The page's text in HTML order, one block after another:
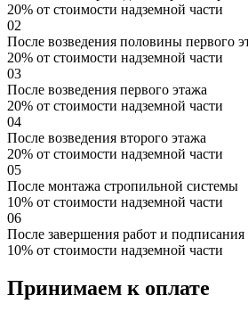
20% от стоимости надземной части
02
После возведения половины первого
20% от стоимости надземной части
03
После возведения первого этажа
20% от стоимости надземной части
04
После возведения второго этажа
20% от стоимости надземной части
05
После монтажа стропильной системы
10% от стоимости надземной части
06
После завершения работ и подписания
10% от стоимости надземной части
Принимаем к оплате